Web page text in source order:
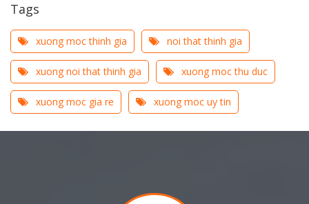
Tags
xuong moc thinh gia noi that thinh gia
xuong noi that thinh gia xuong moc thu duc
xuong moc gia re xuong moc uy tin